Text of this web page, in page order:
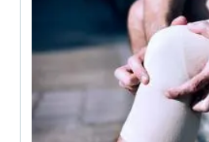
seperti: golf, tennis,